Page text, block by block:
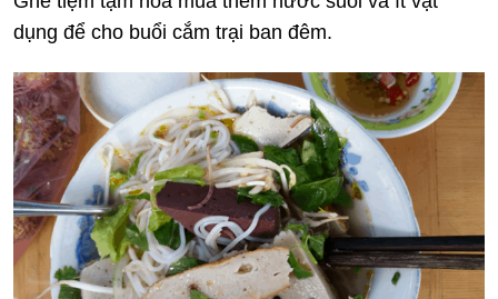
dụng để cho buổi cắm trại ban đêm.